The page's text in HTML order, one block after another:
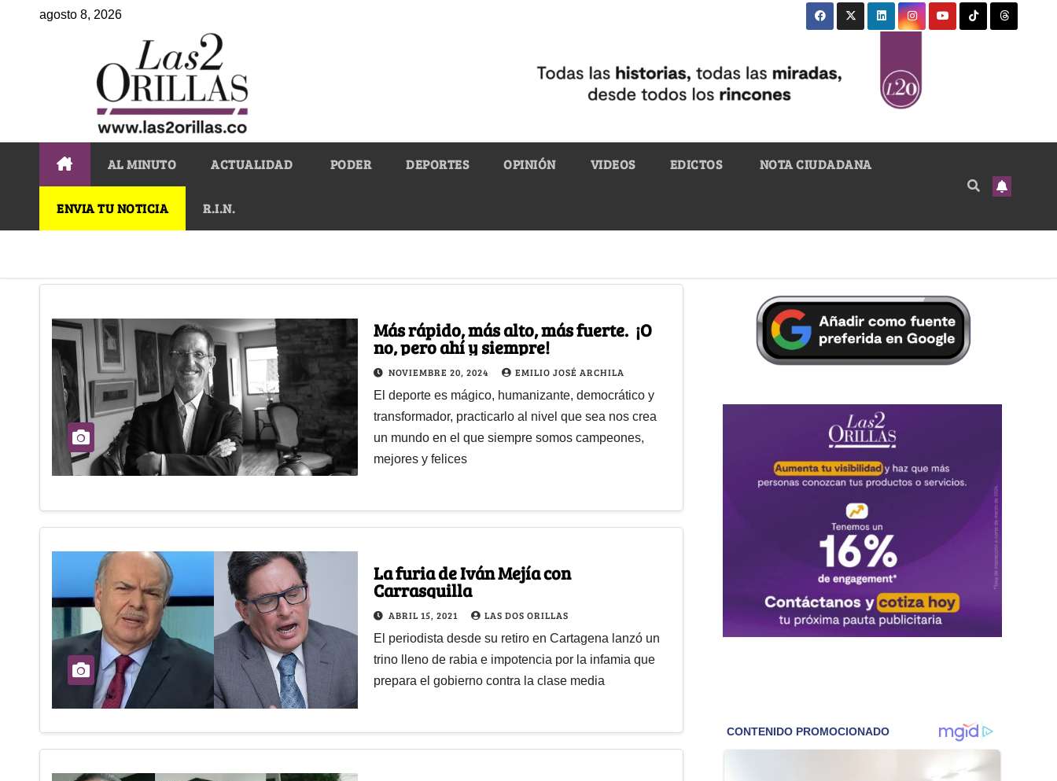
agosto 8, 2026
AL MINUTO ACTUALIDAD PODER DEPORTES OPINIÓN VIDEOS EDICTOS NOTA CIUDADANA
ENVIA TU NOTICIA R.I.N.
Más rápido, más alto, más fuerte. ¡O
no, pero ahí y siempre!
NOVIEMBRE 20, 2024 EMILIO JOSÉ ARCHILA
El deporte es mágico, humanizante, democrático y
transformador, practicarlo al nivel que sea nos crea
un mundo en el que siempre somos campeones,
mejores y felices
La furia de Iván Mejía con
Carrasquilla
ABRIL 15, 2021 LAS DOS ORILLAS
El periodista desde su retiro en Cartagena lanzó un
trino lleno de rabia e impotencia por la infamia que
prepara el gobierno contra la clase media